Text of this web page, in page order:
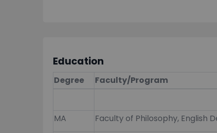
Education
Degree Faculty/Program
MA
Faculty of Philosophy, English